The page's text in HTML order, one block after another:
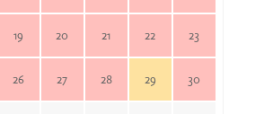
19 20 21 22 23
26 27 28 29 30